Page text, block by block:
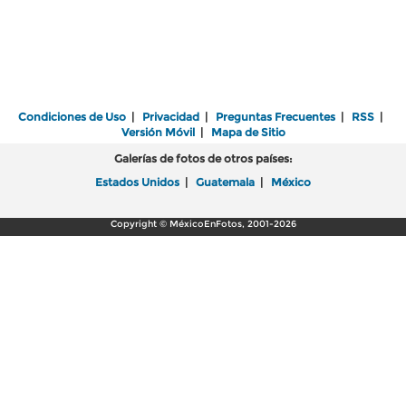
Condiciones de Uso | Privacidad | Preguntas Frecuentes | RSS |
Versión Móvil| Mapa de Sitio
Galerías de fotos de otros países:
Estados Unidos | Guatemala | México
Copyright © MéxicoEnFotos, 2001-2026